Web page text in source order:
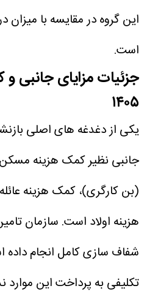
این گروه در مقایسه با میزان
است.
جزئیات مزایای جانبی
۱۴۰۵
یکی از دغدغه های اصلی
جانبی نظیر کمک هزینه
(بن کارگری)، کمک هزینه
هزینه اولاد است. سازمان
شفاف سازی کامل انجام داده
تکلیفی به پرداخت این موارد